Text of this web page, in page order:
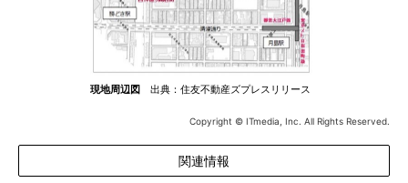
現地周辺図 出典：住友不動産ズプレスリリース
Copyright © ITmedia, Inc. All Rights Reserved.
関連情報